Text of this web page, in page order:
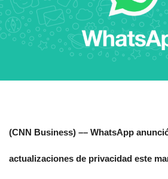
(CNN Business) –– WhatsApp
actualizaciones de privacidad este